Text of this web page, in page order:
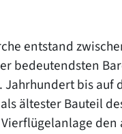
entstand
bedeutendsten
Jahrhundert bis
ältester Bauteil